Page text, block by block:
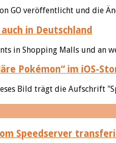
GO veröffentlicht und die
in Deutschland
in Shopping Malls und an
Pokémon“ im iOS-
Bild trägt die Aufschrift
Speedserver